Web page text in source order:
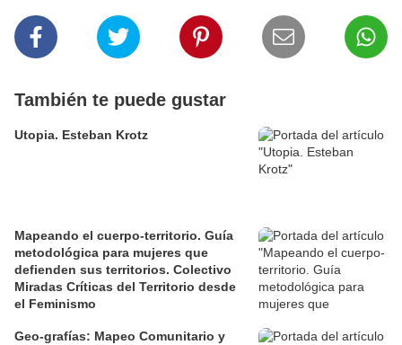
También te puede gustar
Utopia. Esteban Krotz
Mapeando el cuerpo-territorio. Guía
metodológica para mujeres que
defienden sus territorios. Colectivo
Miradas Críticas del Territorio desde
el Feminismo
Geo-grafías: Mapeo Comunitario y